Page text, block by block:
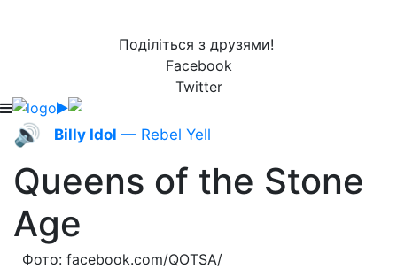
Поділіться з друзями!
Facebook
Twitter
🔊 Billy Idol — Rebel Yell
Queens of the Stone
Age
Фото: facebook.com/QOTSA/